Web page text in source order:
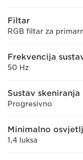
Filtar
RGB filtar za
Frekvencija
50 Hz
Sustav skeniranja
Progresivno
Minimalno
1,4 luksa